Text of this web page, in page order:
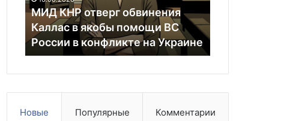
якобы
помощи
ВС
России
в
Украине
МИД КНР отверг обвинения
Каллас в якобы помощи ВС
России в конфликте на Украине
Новые Популярные Комментарии